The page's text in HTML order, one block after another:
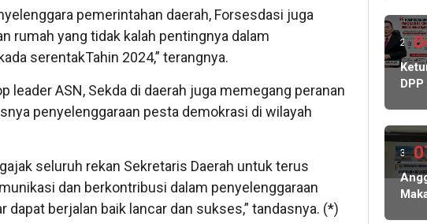
pemerintahan daerah, Forsesdasi juga
rumah yang tidak kalah pentingnya dalam
serentakTahin 2024,” terangnya.
leader ASN, Sekda di daerah juga memegang peranan
penyelenggaraan pesta demokrasi di wilayah
seluruh rekan Sekretaris Daerah untuk terus
dan berkontribusi dalam penyelenggaraan
dapat berjalan baik lancar dan sukses,” tandasnya. (*)
Juta
Ke
2
lalu
DPP
Dana
3
lalu